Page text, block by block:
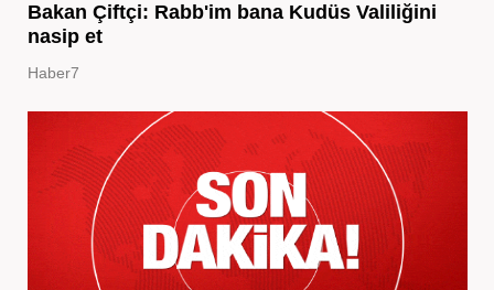
Bakan Çiftçi: Rabb'im bana Kudüs Valiliğini
nasip et
Haber7